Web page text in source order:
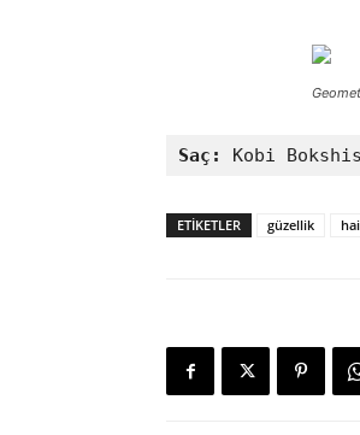
Saç: Kobi
ETIKETLER güzellik